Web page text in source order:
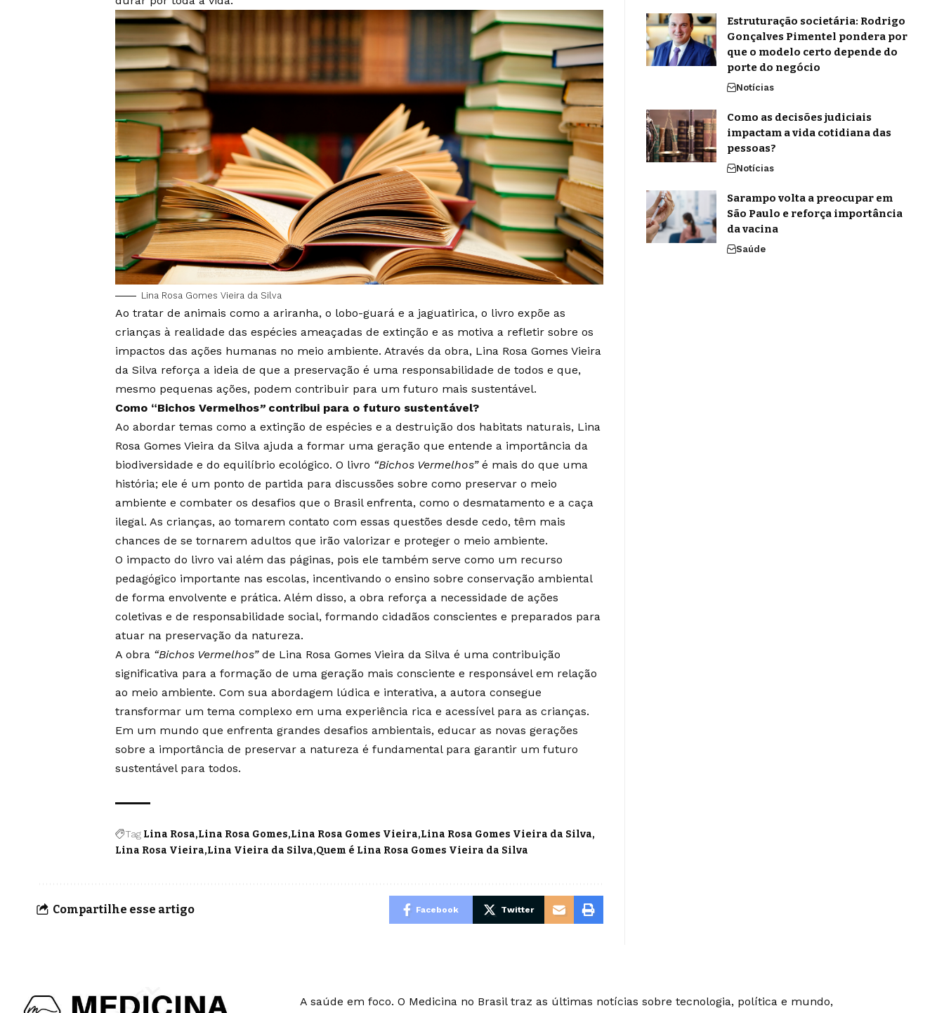
Lina Rosa Gomes Vieira da Silva
Ao tratar de animais como a ariranha, o lobo-guará e a jaguatirica, o livro expõe as
crianças à realidade das espécies ameaçadas de extinção e as motiva a refletir sobre os
impactos das ações humanas no meio ambiente. Através da obra, Lina Rosa Gomes Vieira
da Silva reforça a ideia de que a preservação é uma responsabilidade de todos e que,
mesmo pequenas ações, podem contribuir para um futuro mais sustentável.
Como “Bichos Vermelhos”contribui para o futuro sustentável?
Ao abordar temas como a extinção de espécies e a destruição dos habitats naturais, Lina
Rosa Gomes Vieira da Silva ajuda a formar uma geração que entende a importância da
biodiversidade e do equilíbrio ecológico. O livro “Bichos Vermelhos”é mais do que uma
história; ele é um ponto de partida para discussões sobre como preservar o meio
ambiente e combater os desafios que o Brasil enfrenta, como o desmatamento e a caça
ilegal. As crianças, ao tomarem contato com essas questões desde cedo, têm mais
chances de se tornarem adultos que irão valorizar e proteger o meio ambiente.
O impacto do livro vai além das páginas, pois ele também serve como um recurso
pedagógico importante nas escolas, incentivando o ensino sobre conservação ambiental
de forma envolvente e prática. Além disso, a obra reforça a necessidade de ações
coletivas e de responsabilidade social, formando cidadãos conscientes e preparados para
atuar na preservação da natureza.
A obra “Bichos Vermelhos”de Lina Rosa Gomes Vieira da Silva é uma contribuição
significativa para a formação de uma geração mais consciente e responsável em relação
ao meio ambiente. Com sua abordagem lúdica e interativa, a autora consegue
transformar um tema complexo em uma experiência rica e acessível para as crianças.
Em um mundo que enfrenta grandes desafios ambientais, educar as novas gerações
sobre a importância de preservar a natureza é fundamental para garantir um futuro
sustentável para todos.
Tag Lina Rosa Lina Rosa Gomes Lina Rosa Gomes Vieira Lina Rosa Gomes Vieira da Silva
Lina Rosa Vieira Lina Vieira da Silva Quem é Lina Rosa Gomes Vieira da Silva
Compartilhe esse artigo Facebook Twitter
Estruturação societária: Rodrigo
Gonçalves Pimentel pondera por
que o modelo certo depende do
porte do negócio
Notícias
Como as decisões judiciais
impactam a vida cotidiana das
pessoas?
Notícias
Sarampo volta a preocupar em
São Paulo e reforça importância
da vacina
Saúde
A saúde em foco. O Medicina no Brasil traz as últimas notícias sobre tecnologia, política e mundo,